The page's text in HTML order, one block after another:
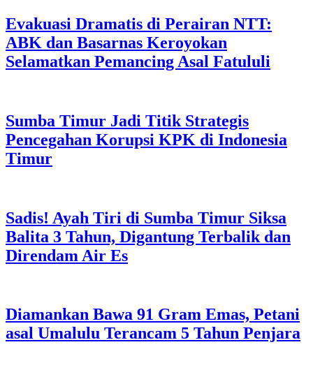
Evakuasi Dramatis di Perairan NTT:
ABK dan Basarnas Keroyokan
Selamatkan Pemancing Asal Fatululi
Sumba Timur Jadi Titik Strategis
Pencegahan Korupsi KPK di Indonesia
Timur
Sadis! Ayah Tiri di Sumba Timur Siksa
Balita 3 Tahun, Digantung Terbalik dan
Direndam Air Es
Diamankan Bawa 91 Gram Emas, Petani
asal Umalulu Terancam 5 Tahun Penjara